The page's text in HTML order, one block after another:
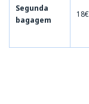
Segunda
bagagem
18€